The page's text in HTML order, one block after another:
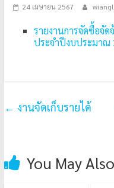
24 เมษายน 2567
รายงานการจัดซื้อจั
ประจำปีงบประมาณ
← งานจัดเก็บรายได้
You May